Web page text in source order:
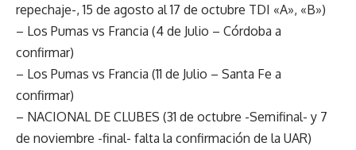
repechaje-, 15 de agosto al 17 de octubre TDI «A», «B»)
– Los Pumas vs Francia (4 de Julio – Córdoba a
confirmar)
– Los Pumas vs Francia (11 de Julio – Santa Fe a
confirmar)
– NACIONAL DE CLUBES (31 de octubre -Semifinal- y 7
de noviembre -final- falta la confirmación de la UAR)